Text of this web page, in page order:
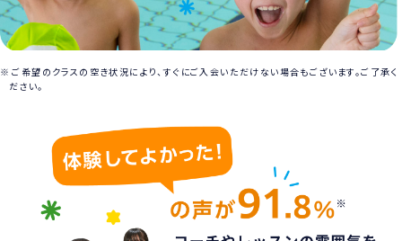
ご希望のクラスの空き状況により、すぐにご入会いただけない場合もございます。ご了承く
ださい。